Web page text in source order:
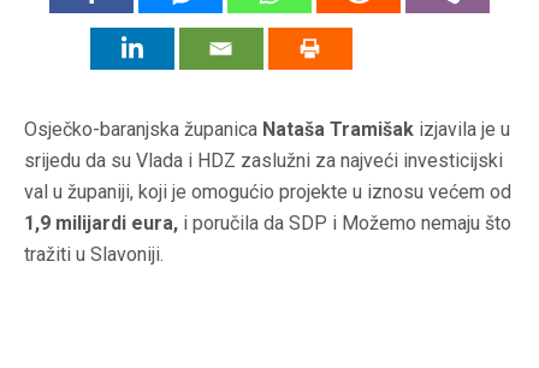
Osječko-baranjska županica Nataša Tramišak izjavila je u
srijedu da su Vlada i HDZ zaslužni za najveći investicijski
val u županiji, koji je omogućio projekte u iznosu većem od
1,9 milijardi eura, i poručila da SDP i Možemo nemaju što
tražiti u Slavoniji.